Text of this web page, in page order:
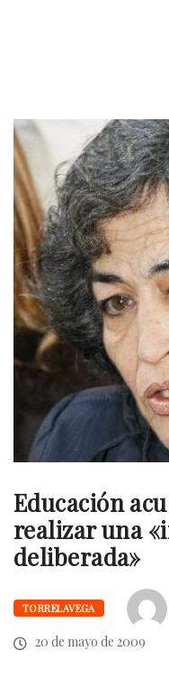
Educación
realizar una
deliberada»
TORRELAVEGA
20 de mayo de 2009